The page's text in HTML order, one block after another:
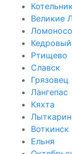
Великие
Кедровый
Ртищево
Славск
Грязовец
Лангепас
Кяхта
Воткинск
Ельня